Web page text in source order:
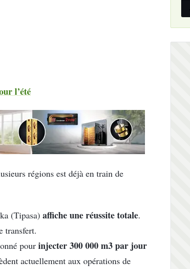
l’été
régions est déjà en train de
(Tipasa) affiche une réussite totale.
transfert.
pour injecter 300 000 m3 par jour
actuellement aux opérations de